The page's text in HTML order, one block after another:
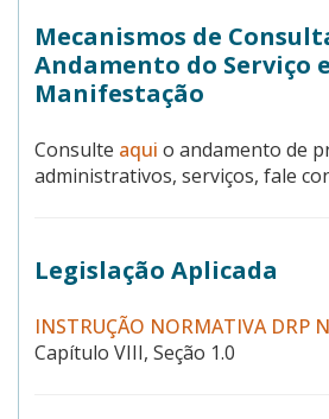
Mecanismos de
Andamento do Serviço e
Manifestação
Consulte aqui o andamento de
administrativos, serviços, fale
Legislação Aplicada
INSTRUÇÃO NORMATIVA DRP
Capítulo VIII, Seção 1.0